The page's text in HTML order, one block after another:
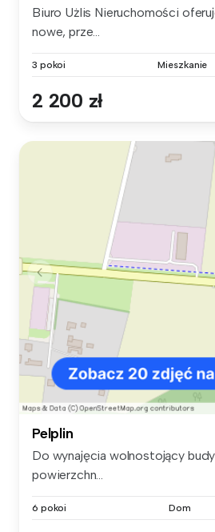
Biuro Użlis Nieruchomości
nowe, prze...
3 pokoi Mieszkanie
2 200 zł
Pelplin
Do wynajęcia wolnostojący
powierzchn...
6 pokoi Dom